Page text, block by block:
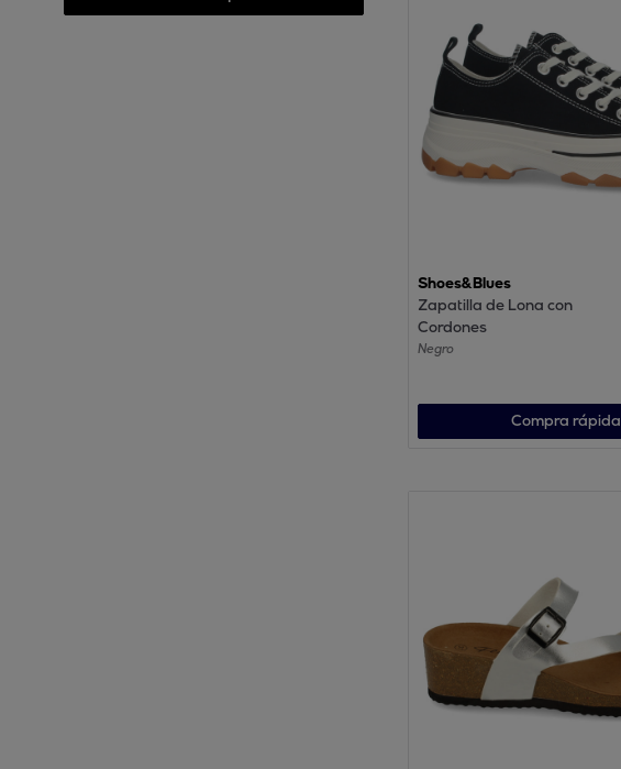
Shoes&Blues
Zapatilla de Lona con
Cordones
Negro
Compra rápida